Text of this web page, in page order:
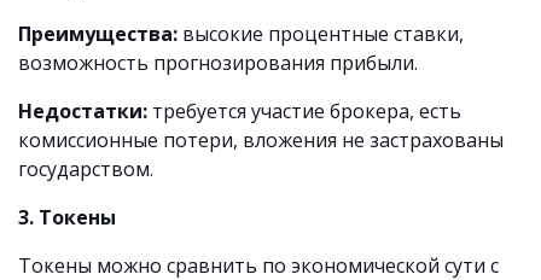
Преимущества: высокие процентные ставки,
возможность прогнозирования прибыли.
Недостатки: требуется участие брокера, есть
комиссионные потери, вложения не застрахованы
государством.
3. Токены
Токены можно сравнить по экономической сути с